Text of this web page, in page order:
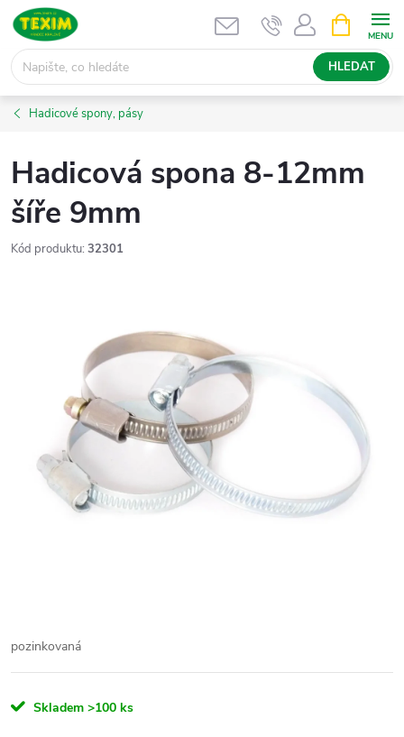
Přejít
obsah
HLEDAT
NÁKUPNÍ
KOŠÍK
Hadicové spony, pásy
Hadicová spona 8-12mm
šíře 9mm
Kód produktu: 32301
pozinkovaná
Skladem >100 ks